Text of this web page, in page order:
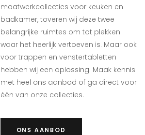
maatwerkcollecties voor keuken en
badkamer, toveren wij deze twee
belangrijke ruimtes om tot plekken
waar het heerlijk vertoeven is. Maar ook
voor trappen en venstertabletten
hebben wij een oplossing. Maak kennis
met heel ons aanbod of ga direct voor
één van onze collecties.
ONS AANBOD